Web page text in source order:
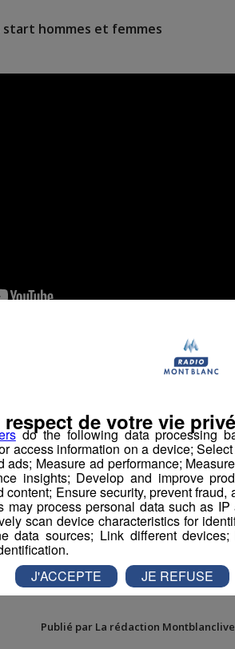
start hommes et femmes
séisme de
cette
Publié par La rédaction Montblanclive
do the following data processing
access information on a device;
ads; Measure ad performance;
insights; Develop and improve
Ensure security, prevent
may process personal data such as
scan device characteristics for
data sources; Link different
respect de votre vie
J'ACCEPTE JE REFUSE